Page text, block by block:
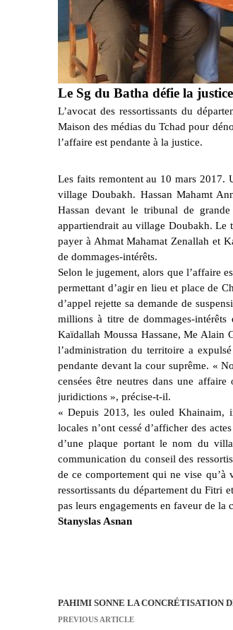
Le Sg du Batha défie la
L’avocat des ressortissants du
Maison des médias du Tchad pour
l’affaire est pendante à la justice.
Les faits remontent au 10 mars 2017.
village Doubakh. Hassan Mahamt
Hassan devant le tribunal de
appartiendrait au village Doubakh. Le
payer à Ahmat Mahamat Zenallah et
de dommages-intérêts.
Selon le jugement, alors que l’affaire
permettant d’agir en lieu et place de
d’appel rejette sa demande de
millions à titre de dommages-
Kaïdallah Moussa Hassane, Me Alain
l’administration du territoire a
pendante devant la cour suprême. «
censées être neutres dans une
juridictions », précise-t-il.
« Depuis 2013, les ouled Khainaim,
locales n’ont cessé d’afficher des
d’une plaque portant le nom du
communication du conseil des
de ce comportement qui ne vise qu’à
ressortissants du département du Fitri
pas leurs engagements en faveur de
Stanyslas Asnan
N
PAHIMI SONNE LA CONCRÉTISATION
PREVIOUS ARTICLE